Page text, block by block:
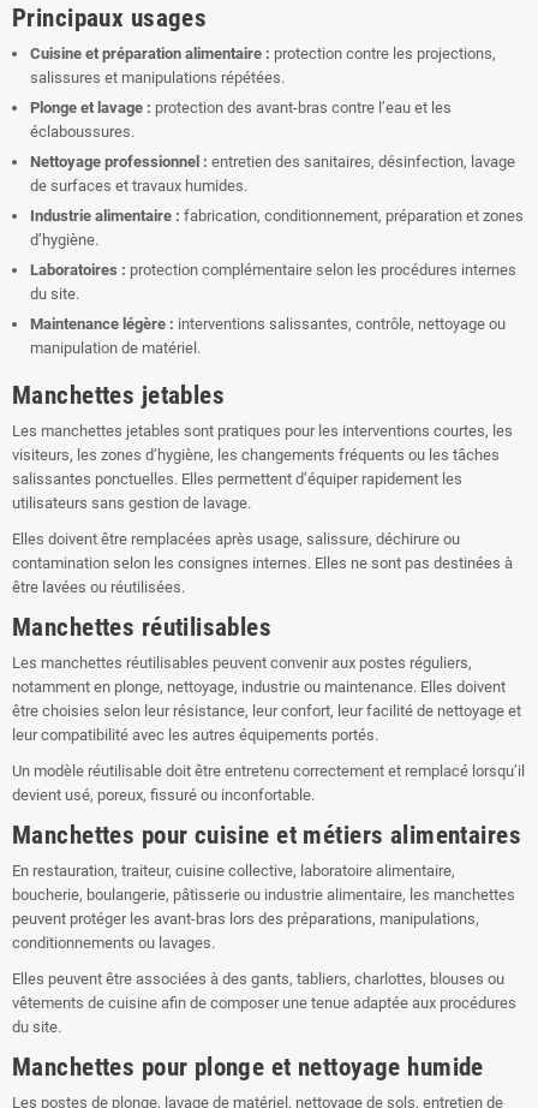
Principaux usages
Cuisine et préparation alimentaire : protection contre les projections,
salissures et manipulations répétées.
Plonge et lavage : protection des avant-bras contre l’eau et les
éclaboussures.
Nettoyage professionnel : entretien des sanitaires, désinfection, lavage
de surfaces et travaux humides.
Industrie alimentaire : fabrication, conditionnement, préparation et zones
d’hygiène.
Laboratoires : protection complémentaire selon les procédures internes
du site.
Maintenance légère : interventions salissantes, contrôle, nettoyage ou
manipulation de matériel.
Manchettes jetables
Les manchettes jetables sont pratiques pour les interventions courtes, les
visiteurs, les zones d’hygiène, les changements fréquents ou les tâches
salissantes ponctuelles. Elles permettent d’équiper rapidement les
utilisateurs sans gestion de lavage.
Elles doivent être remplacées après usage, salissure, déchirure ou
contamination selon les consignes internes. Elles ne sont pas destinées à
être lavées ou réutilisées.
Manchettes réutilisables
Les manchettes réutilisables peuvent convenir aux postes réguliers,
notamment en plonge, nettoyage, industrie ou maintenance. Elles doivent
être choisies selon leur résistance, leur confort, leur facilité de nettoyage et
leur compatibilité avec les autres équipements portés.
Un modèle réutilisable doit être entretenu correctement et remplacé lorsqu’il
devient usé, poreux, fissuré ou inconfortable.
Manchettes pour cuisine et métiers alimentaires
En restauration, traiteur, cuisine collective, laboratoire alimentaire,
boucherie, boulangerie, pâtisserie ou industrie alimentaire, les manchettes
peuvent protéger les avant-bras lors des préparations, manipulations,
conditionnements ou lavages.
Elles peuvent être associées à des gants, tabliers, charlottes, blouses ou
vêtements de cuisine afin de composer une tenue adaptée aux procédures
du site.
Manchettes pour plonge et nettoyage humide
Les postes de plonge, lavage de matériel, nettoyage de sols, entretien de